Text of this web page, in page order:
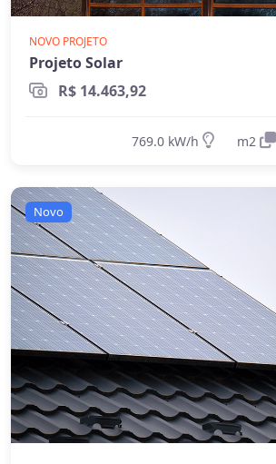
NOVO PROJETO
Projeto Solar
R$ 14.463,92
769.0 kW/h m2
Novo